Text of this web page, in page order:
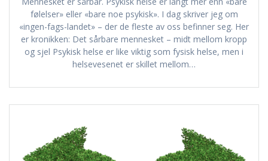
følelser» eller «bare noe psykisk». I dag skriver jeg om
«ingen-fags-landet» – der de fleste av oss befinner seg. Her
er kronikken: Det sårbare mennesket – midt mellom kropp
og sjel Psykisk helse er like viktig som fysisk helse, men i
helsevesenet er skillet mellom…